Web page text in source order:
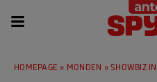
HOMEPAGE » MONDEN »SHOWBIZ